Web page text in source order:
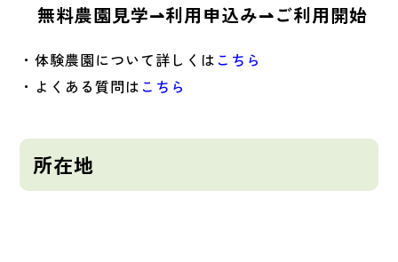
無料農園見学⇀利用申込み⇀ご利用開始
・体験農園について詳しくはこちら
・よくある質問はこちら
所在地